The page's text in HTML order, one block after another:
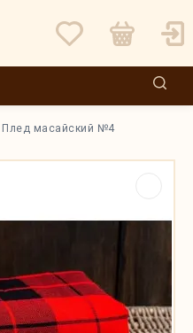
Плед масайский №4